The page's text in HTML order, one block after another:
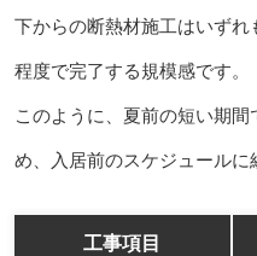
下からの断熱材施工はいず
程度で完了する規模感です。
このように、夏前の短い期
め、入居前のスケジュールに
工事項目